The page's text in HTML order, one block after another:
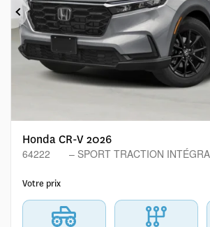
Précédent
Honda CR-V 2026
64222 – SPORT TRACTION
Votre prix